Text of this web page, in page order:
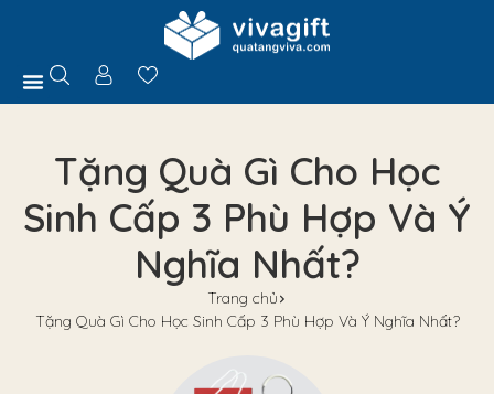
Tặng Quà Gì Cho Học
Sinh Cấp 3 Phù Hợp Và Ý
Nghĩa Nhất?
Trang chủ
Tặng Quà Gì Cho Học Sinh Cấp 3 Phù Hợp Và Ý Nghĩa Nhất?